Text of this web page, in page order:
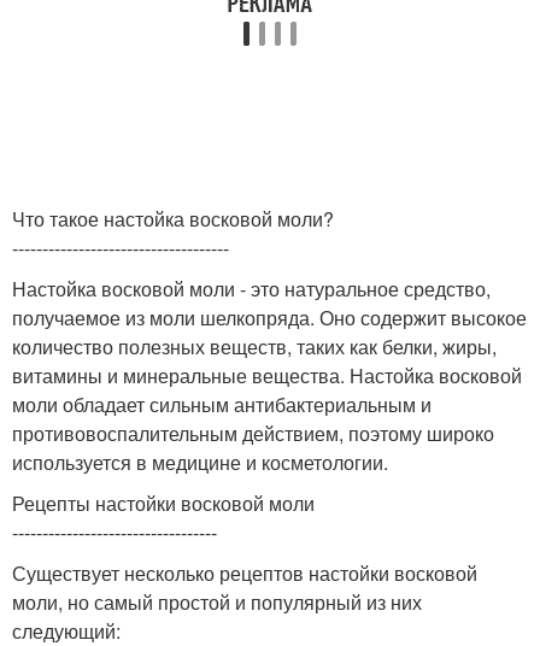
Что такое настойка восковой моли?
------------------------------------
Настойка восковой моли - это натуральное средство,
получаемое из моли шелкопряда. Оно содержит высокое
количество полезных веществ, таких как белки, жиры,
витамины и минеральные вещества. Настойка восковой
моли обладает сильным антибактериальным и
противовоспалительным действием, поэтому широко
используется в медицине и косметологии.
Рецепты настойки восковой моли
----------------------------------
Существует несколько рецептов настойки восковой
моли, но самый простой и популярный из них
следующий: